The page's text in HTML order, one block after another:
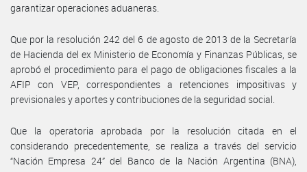
garantizar operaciones aduaneras.
Que por la resolución 242 del 6 de agosto de 2013 de la Secretaría
de Hacienda del ex Ministerio de Economía y Finanzas Públicas, se
aprobó el procedimiento para el pago de obligaciones fiscales a la
AFIP con VEP, correspondientes a retenciones impositivas y
previsionales y aportes y contribuciones de la seguridad social.
Que la operatoria aprobada por la resolución citada en el
considerando precedentemente, se realiza a través del servicio
“Nación Empresa 24” del Banco de la Nación Argentina (BNA),